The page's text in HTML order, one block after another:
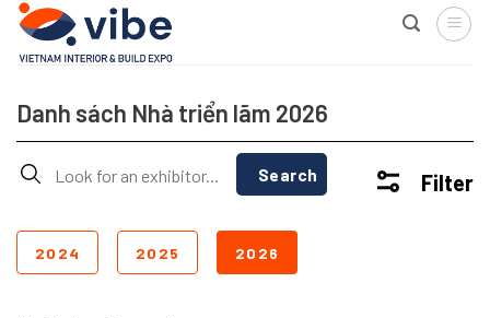
Skip
content
Danh sách Nhà triển lãm 2026
Search Filter
2024 2025 2026